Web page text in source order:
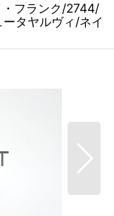
フランク/2744/
タヤルヴィ/ネイ